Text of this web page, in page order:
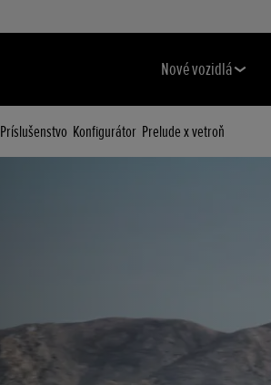
Nové vozidlá
Príslušenstvo Konfigurátor Prelude x vetroň